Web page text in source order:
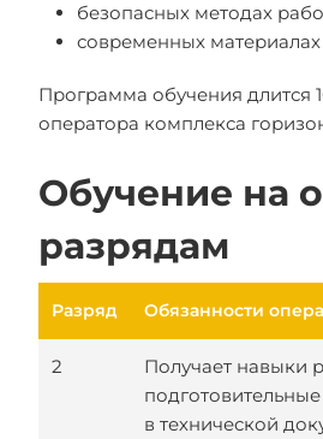
безопасных методах
современных
Программа обучения длится
оператора комплекса
Обучение на
разрядам
Разряд Обязанности
2
Получает навыки
в технической